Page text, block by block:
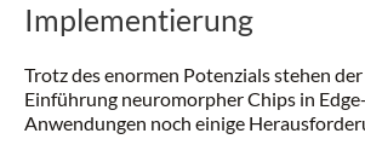
Implementierung
Trotz des enormen Potenzials stehen
Einführung neuromorpher Chips in
Anwendungen noch einige